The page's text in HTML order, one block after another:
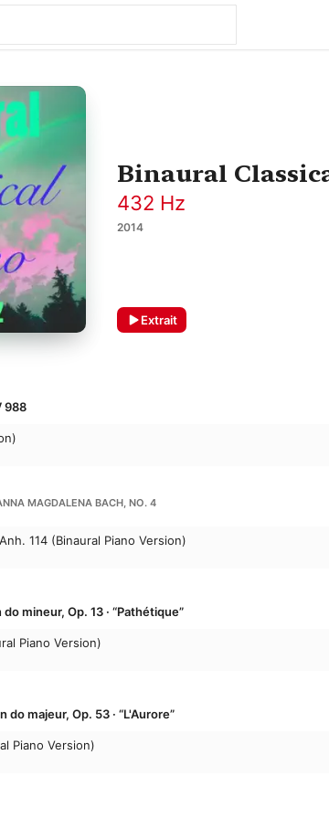
Binaural
432 Hz
2014
Extrait
988
MAGDALENA BACH, NO. 4
114 (Binaural Piano Version)
mineur, Op. 13 · “Pathétique”
Piano Version)
do majeur, Op. 53 · “L'Aurore”
Piano Version)